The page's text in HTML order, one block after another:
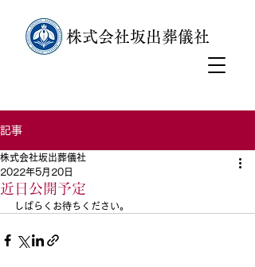
株式会社坂出葬儀社
記事
近日公開予定
株式会社坂出葬儀社
2022年5月20日
しばらくお待ちください。